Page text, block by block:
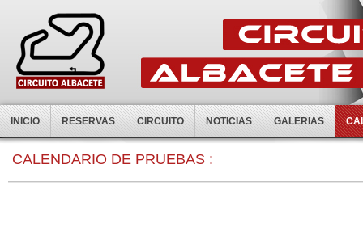
INICIO RESERVAS CIRCUITO NOTICIAS GALERIAS
CALENDARIO DE PRUEBAS :
0:00